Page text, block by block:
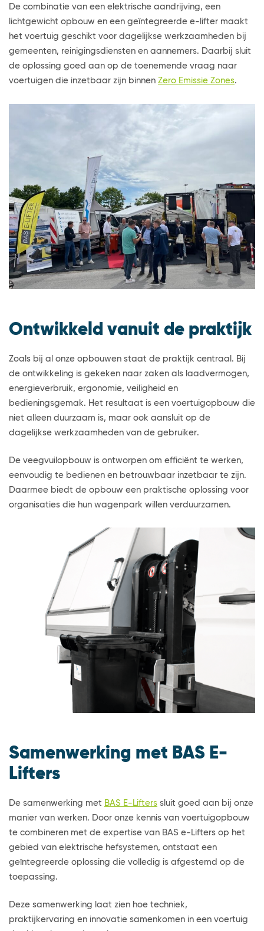
De combinatie van een elektrische aandrijving, een
lichtgewicht opbouw en een geïntegreerde e-lifter maakt
het voertuig geschikt voor dagelijkse werkzaamheden bij
gemeenten, reinigingsdiensten en aannemers. Daarbij sluit
de oplossing goed aan op de toenemende vraag naar
voertuigen die inzetbaar zijn binnen Zero Emissie Zones.
Ontwikkeld vanuit de praktijk
Zoals bij al onze opbouwen staat de praktijk centraal. Bij
de ontwikkeling is gekeken naar zaken als laadvermogen,
energieverbruik, ergonomie, veiligheid en
bedieningsgemak. Het resultaat is een voertuigopbouw die
niet alleen duurzaam is, maar ook aansluit op de
dagelijkse werkzaamheden van de gebruiker.
De veegvuilopbouw is ontworpen om efficiënt te werken,
eenvoudig te bedienen en betrouwbaar inzetbaar te zijn.
Daarmee biedt de opbouw een praktische oplossing voor
organisaties die hun wagenpark willen verduurzamen.
Samenwerking met BAS E-
Lifters
De samenwerking met BAS E-Lifters sluit goed aan bij onze
manier van werken. Door onze kennis van voertuigopbouw
te combineren met de expertise van BAS e-Lifters op het
gebied van elektrische hefsystemen, ontstaat een
geïntegreerde oplossing die volledig is afgestemd op de
toepassing.
Deze samenwerking laat zien hoe techniek,
praktijkervaring en innovatie samenkomen in een voertuig